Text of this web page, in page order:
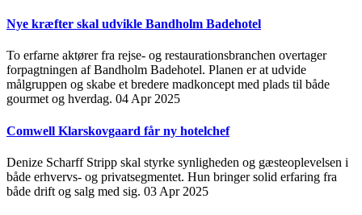
Nye kræfter skal udvikle Bandholm Badehotel
To erfarne aktører fra rejse- og restaurationsbranchen overtager
forpagtningen af Bandholm Badehotel. Planen er at udvide
målgruppen og skabe et bredere madkoncept med plads til både
gourmet og hverdag. 04 Apr 2025
Comwell Klarskovgaard får ny hotelchef
Denize Scharff Stripp skal styrke synligheden og gæsteoplevelsen i
både erhvervs- og privatsegmentet. Hun bringer solid erfaring fra
både drift og salg med sig. 03 Apr 2025